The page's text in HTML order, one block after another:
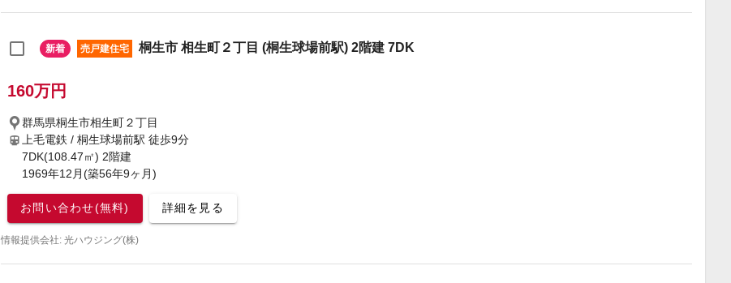
新着 売戸建住宅 桐生市 相生町２丁目 (桐生球場前駅) 2階建 7DK
160万円
群馬県桐生市相生町２丁目
上毛電鉄 / 桐生球場前駅 徒歩9分
7DK(108.47㎡) 2階建
1969年12月(築56年9ヶ月)
お問い合わせ(無料) 詳細を見る
情報提供会社: 光ハウジング(株)